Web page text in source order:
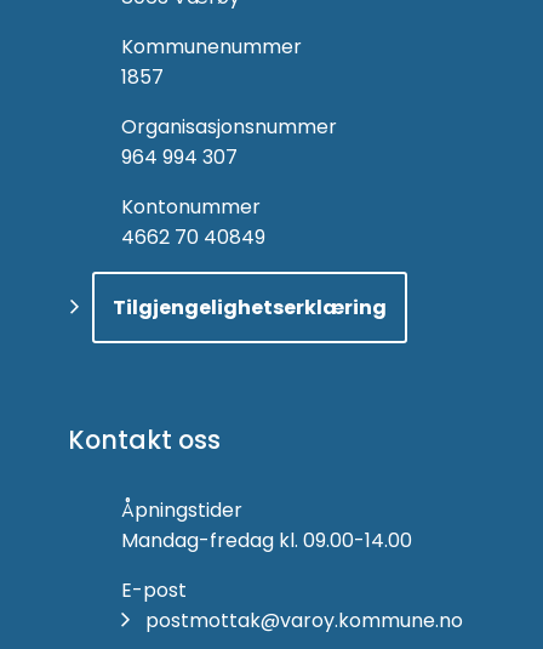
Kommunenummer
1857
Organisasjonsnummer
964 994 307
Kontonummer
4662 70 40849
Tilgjengelighetserklæring
Kontakt oss
Åpningstider
Mandag-fredag kl. 09.00-14.00
E-post
postmottak@varoy.kommune.no